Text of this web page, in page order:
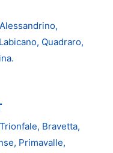
Quadraro,
Bravetta,
Primavalle,